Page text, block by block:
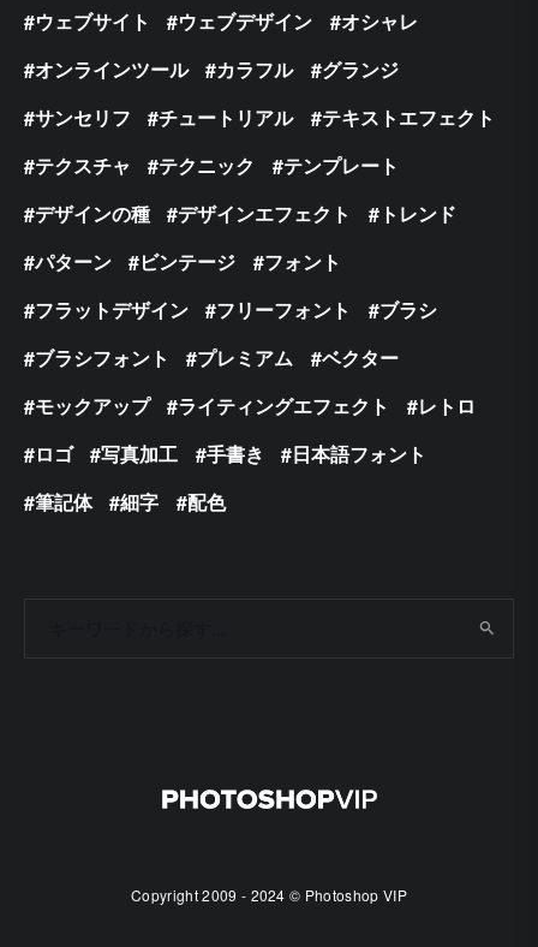
ウェブサイト
ウェブデザイン
オシャレ
オンラインツール
カラフル
グランジ
サンセリフ
チュートリアル
テキストエフェクト
テクスチャ
テクニック
テンプレート
デザインの種
デザインエフェクト
トレンド
パターン
ビンテージ
フォント
フラットデザイン
フリーフォント
ブラシ
ブラシフォント
プレミアム
ベクター
モックアップ
ライティングエフェクト
レトロ
ロゴ
写真加工 手書き
日本語フォント
筆記体
細字 配色
Copyright 2009 - 2024 © Photoshop VIP